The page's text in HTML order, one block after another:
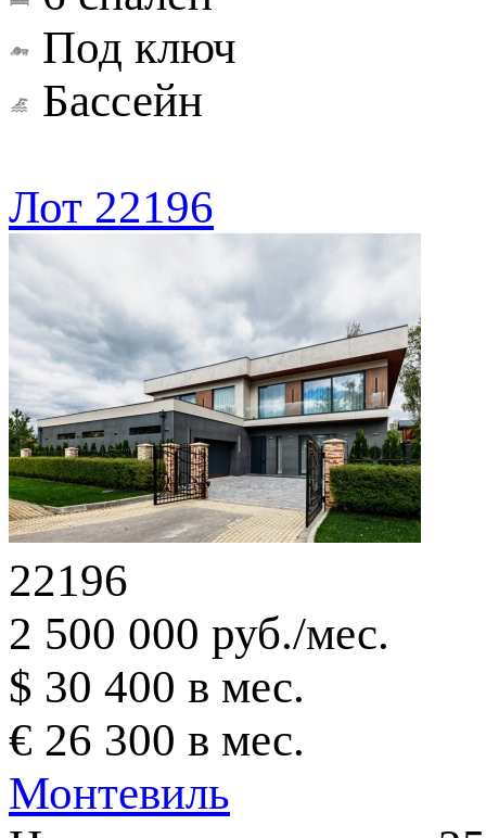
Под ключ
Бассейн
Лот 22196
22196
2 500 000 руб./мес.
$ 30 400 в мес.
€ 26 300 в мес.
Монтевиль